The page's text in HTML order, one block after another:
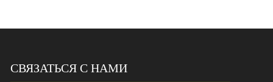
СВЯЗАТЬСЯ С НАМИ